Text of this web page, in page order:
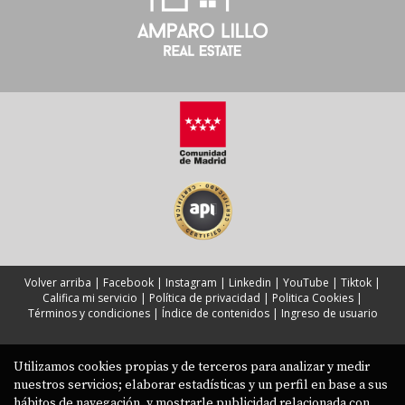
Volver arriba | Facebook | Instagram | Linkedin | YouTube | Tiktok |
Califica mi servicio | Política de privacidad | Politica Cookies |
Términos y condiciones| Índice de contenidos| Ingreso de usuario
Utilizamos cookies propias y de terceros para analizar y medir
nuestros servicios; elaborar estadísticas y un perfil en base a sus